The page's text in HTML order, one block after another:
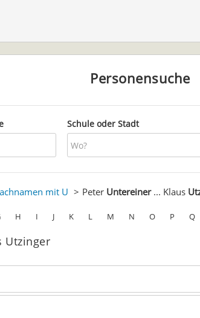
Personensuche
Schule oder Stadt
mit U Peter Untereiner... Klaus
H I J K L M N O P Q
Utzinger